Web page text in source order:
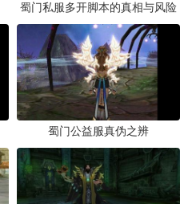
蜀门私服多开脚本的真相与风险
蜀门公益服真伪之辨